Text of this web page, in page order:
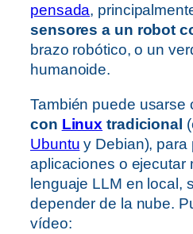
pensada,
sensores a un robot
brazo robótico, o un
humanoide.
También puede usarse
con Linux tradicional
Ubuntu y Debian), para
aplicaciones o ejecutar
lenguaje LLM en local,
depender de la nube.
vídeo: